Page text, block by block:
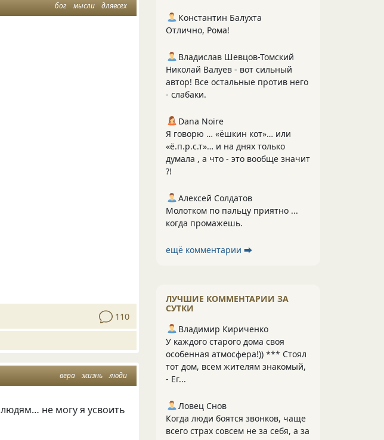
бог мысли длявсех
110
вера жизнь люди
не могу я усвоить
Константин Балухта
Отлично, Рома!
Владислав Шевцов-Томский
Николай Валуев - вот сильный
автор! Все остальные против него
- слабаки.
Dana Noire
Я говорю … «ёшкин кот»… или
«ё.п.р.с.т»… и на днях только
думала , а что - это вообще значит
?!
Алексей Солдатов
Молотком по пальцу приятно ...
когда промажешь.
ещё комментарии ⮕
ЛУЧШИЕ КОММЕНТАРИИ ЗА
СУТКИ
Владимир Кириченко
У каждого старого дома своя
особенная атмосфера!)) *** Стоял
тот дом, всем жителям знакомый,
- Ег...
Ловец Снов
Когда люди боятся звонков, чаще
всего страх совсем не за себя, а за